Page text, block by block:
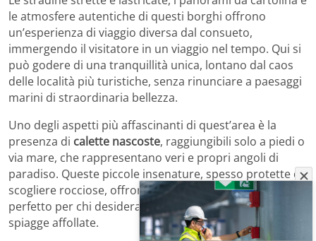
le atmosfere autentiche di questi borghi offrono
un’esperienza di viaggio diversa dal consueto,
immergendo il visitatore in un viaggio nel tempo. Qui si
può godere di una tranquillità unica, lontano dal caos
delle località più turistiche, senza rinunciare a paesaggi
marini di straordinaria bellezza.
Uno degli aspetti più affascinanti di quest’area è la
presenza di calette nascoste, raggiungibili solo a piedi o
via mare, che rappresentano veri e propri angoli di
paradiso. Queste piccole insenature, spesso protette da
scogliere rocciose, offrono un mare limpido e turchese,
perfetto per chi desidera rilassarsi lontano dalle
spiagge affollate.